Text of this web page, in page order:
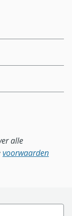
alle
voorwaarden